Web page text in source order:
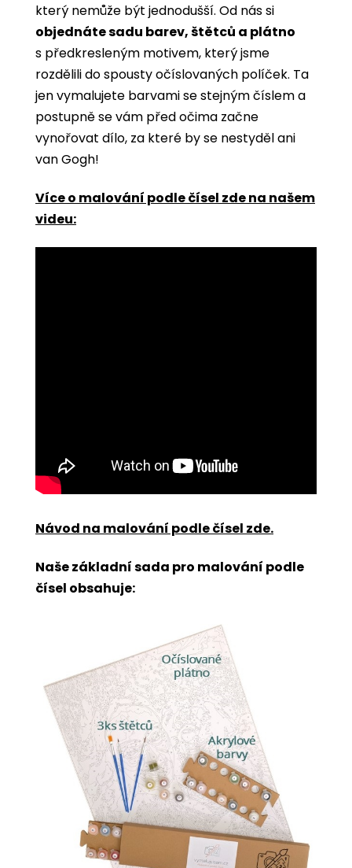
který nemůže být jednodušší. Od nás si
objednáte sadu barev, štětců a plátno
s předkresleným motivem, který jsme
rozdělili do spousty očíslovaných políček. Ta
jen vymalujete barvami se stejným číslem a
postupně se vám před očima začne
vynořovat dílo, za které by se nestyděl ani
van Gogh!
Více o malování podle čísel zde na našem
videu:
Návod na malování podle čísel zde.
Naše základní sada pro malování podle
čísel obsahuje: